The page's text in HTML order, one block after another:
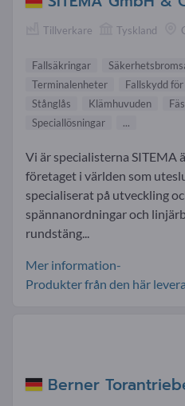
Tillverkare Tyskland
Fallsäkringar
Terminalenheter
Fallskydd
Stånglås
Klämhuvuden
Speciallösningar
...
Vi är specialisterna SITEMA
företaget i världen som
specialiserat på utveckling
spännanordningar och
rundstäng...
Mer information-
Produkter från den här
Berner